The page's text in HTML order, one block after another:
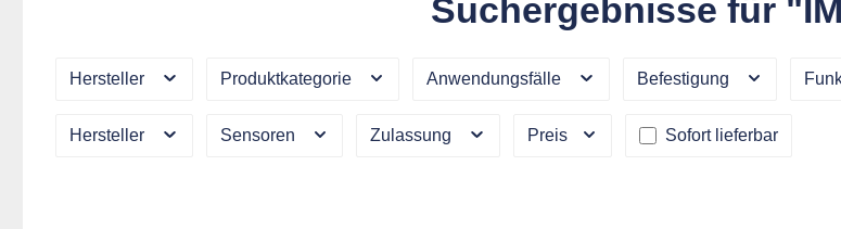
Suchergebnisse für
Hersteller Produktkategorie Anwendungsfälle Befestigung
Hersteller Sensoren Zulassung Preis Sofort lieferbar